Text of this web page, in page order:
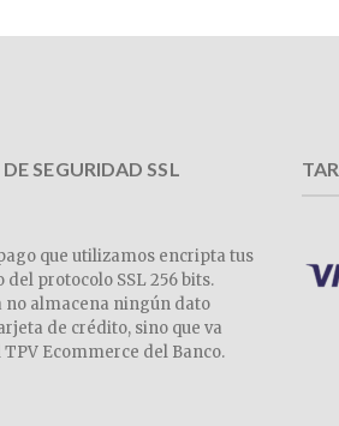
SEGURIDAD SSL
que utilizamos encripta tus
protocolo SSL 256 bits.
no almacena ningún dato
de crédito, sino que va
Ecommerce del Banco.